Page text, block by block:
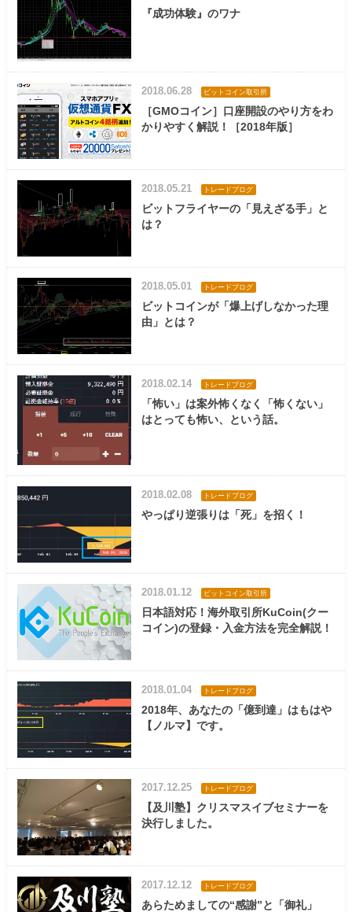
『成功体験』のワナ
2018.06.28 ビットコイン取引所
［GMOコイン］口座開設のやり方をわ
かりやすく解説！［2018年版］
2018.05.21 トレードブログ
ビットフライヤーの「見えざる手」と
は？
2018.05.01 トレードブログ
ビットコインが「爆上げしなかった理
由」とは？
2018.02.14 トレードブログ
「怖い」は案外怖くなく「怖くない」
はとっても怖い、という話。
2018.02.08 トレードブログ
やっぱり逆張りは「死」を招く！
2018.01.12 ビットコイン取引所
日本語対応！海外取引所KuCoin(クー
コイン)の登録・入金方法を完全解説！
2018.01.04 トレードブログ
2018年、あなたの「億到達」はもはや
【ノルマ】です。
2017.12.25 トレードブログ
【及川塾】クリスマスイブセミナーを
決行しました。
2017.12.12 トレードブログ
あらためましての“感謝”と「御礼」